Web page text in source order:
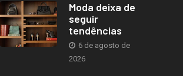
Moda deixa de
seguir
tendências
6 de agosto de
2026